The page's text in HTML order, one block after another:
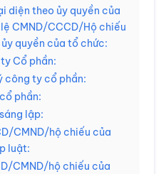
diện theo ủy quyền của
CMND/CCCD/Hộ chiếu
quyền của tổ chức:
Cổ phần:
công ty cổ phần:
phần:
lập:
CMND/hộ chiếu của
luật:
CMND/hộ chiếu của